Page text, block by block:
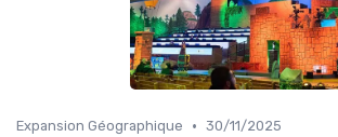
Expansion Géographique • 30/11/2025